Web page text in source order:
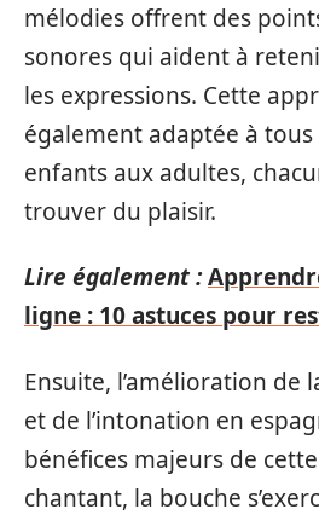
mélodies offrent des
sonores qui aident à
les expressions. Cette
également adaptée à tous
enfants aux adultes,
trouver du plaisir.
Lire également :
ligne : 10 astuces pour
Ensuite, l’amélioration de
et de l’intonation en
bénéfices majeurs de
chantant, la bouche